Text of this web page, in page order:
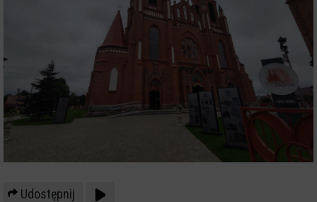
Udostępnij